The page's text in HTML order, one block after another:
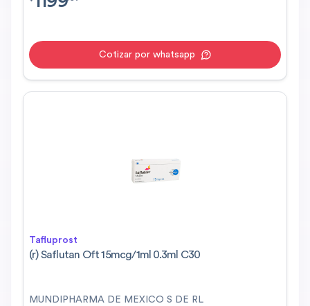
Cotizar por whatsapp
Tafluprost
(r) Saflutan Oft 15mcg/1ml 0.3ml C30
MUNDIPHARMA DE MEXICO S DE RL